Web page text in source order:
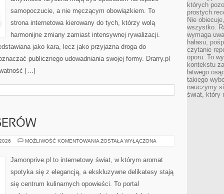
samopoczucie, a nie męczącym obowiązkiem. To
strona internetowa kierowany do tych, którzy wolą
harmonijne zmiany zamiast intensywnej rywalizacji.
jako kara, lecz jako przyjazna droga do
publicznego udowadniania swojej formy. Drarry.pl
[…]
MOŻLIWOŚĆ KOMENTOWANIA RYBY
ZOSTAŁA WYŁĄCZONA
Jamonprive.pl to internetowy świat, w którym aromat
spotyka się z elegancją, a ekskluzywne delikatesy stają
się centrum kulinarnych opowieści. To portal
których
prostych
Nie
wszystko.
wymaga
hałasu,
czytanie
oporu. To
kontekstu
łatwego
takiego
nauczymy
świat, który